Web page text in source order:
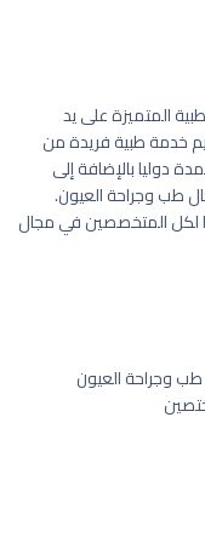
المتميزة على يد
خدمة طبية فريدة من
دوليا بالإضافة إلى
طب وجراحة العيون.
لكل المتخصصين في مجال
طب وجراحة العيون